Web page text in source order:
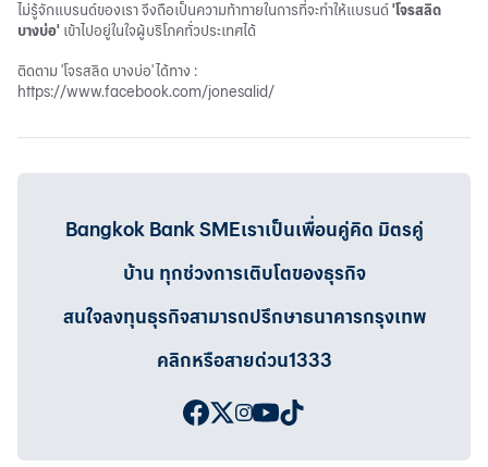
ไม่รู้จักแบรนด์ของเรา จึงถือเป็นความท้าทายในการที่จะทำให้แบรนด์'โจรสลิด
บางบ่อ' เข้าไปอยู่ในใจผู้บริโภคทั่วประเทศได้
ติดตาม 'โจรสลิด บางบ่อ' ได้ทาง :
https://www.facebook.com/jonesalid/
Bangkok Bank SMEเราเป็นเพื่อนคู่คิด มิตรคู่
บ้าน ทุกช่วงการเติบโตของธุรกิจ
สนใจลงทุนธุรกิจสามารถปรึกษาธนาคารกรุงเทพ
คลิกหรือสายด่วน1333